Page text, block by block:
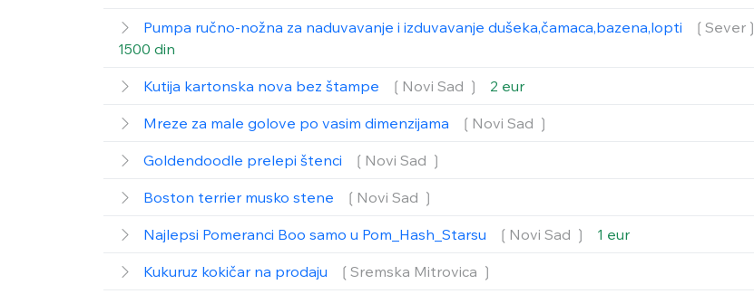
Pumpa ručno-nožna za naduvavanje i izduvavanje dušeka,čamaca,bazena,lopti
❲Sever❳
1500 din
Kutija kartonska nova bez štampe ❲Novi Sad ❳ 2 eur
Mreze za male golove po vasim dimenzijama ❲Novi Sad ❳
Goldendoodle prelepi štenci ❲Novi Sad ❳
Boston terrier musko stene ❲Novi Sad ❳
Najlepsi Pomeranci Boo samo u Pom_Hash_Starsu ❲Novi Sad ❳ 1 eur
Kukuruz kokičar na prodaju ❲Sremska Mitrovica ❳